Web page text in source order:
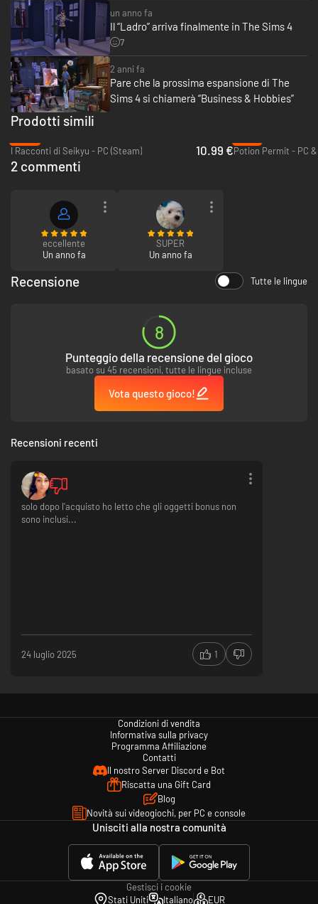
un anno fa
Il “Ladro” arriva finalmente in The Sims 4
7
2 anni fa
Pare che la prossima espansione di The
Sims 4 si chiamerà “Business & Hobbies”
Prodotti simili
I Racconti di Seikyu - PC (Steam)
10.99 €Potion Permit - PC
2 commenti
eccellente
Un anno fa
SUPER
Un anno fa
Recensione Tutte le lingue
8
Punteggio della recensione del gioco
basato su 45 recensioni, tutte le lingue incluse
Vota questo gioco!
Recensioni recenti
solo dopo l'acquisto ho letto che gli oggetti bonus non
sono inclusi...
24 luglio 2025 1
Condizioni di vendita
Informativa sulla privacy
Programma Affiliazione
Contatti
Il nostro Server Discord e Bot
Riscatta una Gift Card
Blog
Novità sui videogiochi, per PC e console
Unisciti alla nostra comunità
Gestisci i cookie
Stati Uniti
Italiano EUR